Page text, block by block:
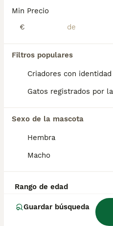
Min Precio
€
Filtros populares
Criadores con
Gatos registrados por la
Sexo de la mascota
Hembra
Macho
Rango de edad
Guardar búsqueda
Perros Cachorros En Venta
Chihuahua en venta
Bichón Maltés en venta
Pomerania en venta
Border Collie en venta
Teckel en venta
Bosque de Noruega en venta
Sphynx en venta
Maine Coon en venta
Otras páginas populares
Teckel en Barcelona
Bulldog Francés en Madrid
Bichón Maltés en València